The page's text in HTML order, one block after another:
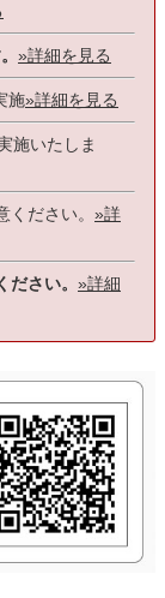
»詳細を見る
施»詳細を見る
施いたしま
ださい。 »詳
さい。 »詳細